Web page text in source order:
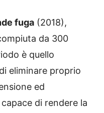
fuga (2018),
da 300
è quello
eliminare proprio
ed
di rendere la